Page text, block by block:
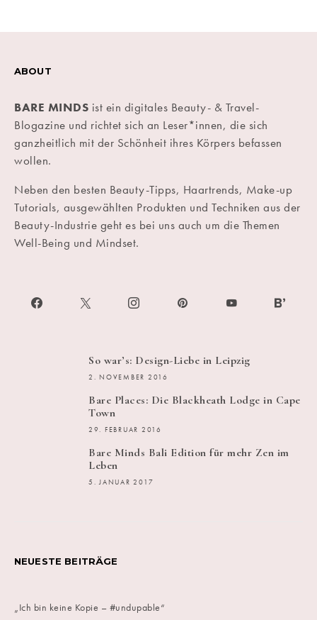
ABOUT
BARE MINDS ist ein digitales Beauty- & Travel-
Blogazine und richtet sich an Leser*innen, die sich
ganzheitlich mit der Schönheit ihres Körpers befassen
wollen.
Neben den besten Beauty-Tipps, Haartrends, Make-up
Tutorials, ausgewählten Produkten und Techniken aus der
Beauty-Industrie geht es bei uns auch um die Themen
Well-Being und Mindset.
So war’s: Design-Liebe in Leipzig
2. NOVEMBER 2016
Bare Places: Die Blackheath Lodge in Cape
Town
29. FEBRUAR 2016
Bare Minds Bali Edition für mehr Zen im
Leben
5. JANUAR 2017
NEUESTE BEITRÄGE
„Ich bin keine Kopie – #undupable“